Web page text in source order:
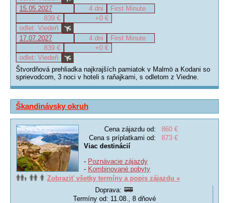
15.05.2027
4 dni
First Minute
839 €
+0 €
odlet: Viedeň
17.07.2027
4 dni
First Minute
839 €
+0 €
odlet: Viedeň
Štvordňová prehliadka najkrajších pamiatok v Malmö a Kodani so
sprievodcom, 3 noci v hoteli s raňajkami, s odletom z Viedne.
Škandinávsky okruh
Cena zájazdu od:
860 €
Cena s príplatkami od:
873 €
Viac destinácií
- Poznávacie zájazdy
- Kombinované pobyty
Zobraziť všetky termíny a popis zájazdu »
Doprava:
Termíny od: 11.08., 8 dňové